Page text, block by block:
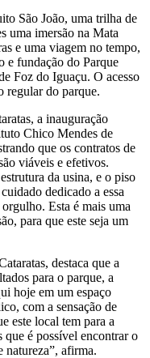
São João, uma trilha de
uma imersão na Mata
e uma viagem no tempo,
e fundação do Parque
Foz do Iguaçu. O acesso
regular do parque.
a inauguração
Chico Mendes de
que os contratos de
viáveis e efetivos.
da usina, e o piso
dedicado a essa
Esta é mais uma
para que este seja um
destaca que a
para o parque, a
hoje em um espaço
com a sensação de
este local tem para a
que é possível encontrar o
natureza”, afirma.